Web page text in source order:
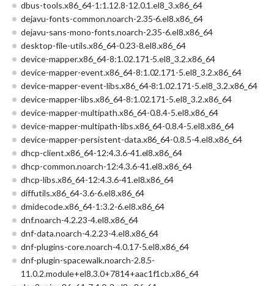
dbus-tools.x86_64-1:1.12.8-12.0.1.el8_3.x86_64
dejavu-fonts-common.noarch-2.35-6.el8.x86_64
dejavu-sans-mono-fonts.noarch-2.35-6.el8.x86_64
desktop-file-utils.x86_64-0.23-8.el8.x86_64
device-mapper.x86_64-8:1.02.171-5.el8_3.2.x86_64
device-mapper-event.x86_64-8:1.02.171-5.el8_3.2.x86_64
device-mapper-event-libs.x86_64-8:1.02.171-5.el8_3.2.x86_64
device-mapper-libs.x86_64-8:1.02.171-5.el8_3.2.x86_64
device-mapper-multipath.x86_64-0.8.4-5.el8.x86_64
device-mapper-multipath-libs.x86_64-0.8.4-5.el8.x86_64
device-mapper-persistent-data.x86_64-0.8.5-4.el8.x86_64
dhcp-client.x86_64-12:4.3.6-41.el8.x86_64
dhcp-common.noarch-12:4.3.6-41.el8.x86_64
dhcp-libs.x86_64-12:4.3.6-41.el8.x86_64
diffutils.x86_64-3.6-6.el8.x86_64
dmidecode.x86_64-1:3.2-6.el8.x86_64
dnf.noarch-4.2.23-4.el8.x86_64
dnf-data.noarch-4.2.23-4.el8.x86_64
dnf-plugins-core.noarch-4.0.17-5.el8.x86_64
dnf-plugin-spacewalk.noarch-2.8.5-
11.0.2.module+el8.3.0+7814+aac1f1cb.x86_64